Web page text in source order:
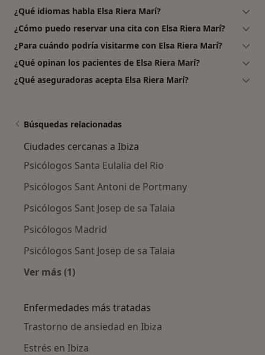
¿Qué idiomas habla Elsa Riera Marí?
¿Cómo puedo reservar una cita con Elsa Riera Marí?
¿Para cuándo podría visitarme con Elsa Riera Marí?
¿Qué opinan los pacientes de Elsa Riera Marí?
¿Qué aseguradoras acepta Elsa Riera Marí?
Búsquedas relacionadas
Ciudades cercanas a Ibiza
Psicólogos Santa Eulalia del Rio
Psicólogos Sant Antoni de Portmany
Psicólogos Sant Josep de sa Talaia
Psicólogos Madrid
Psicólogos Sant Josep de sa Talaia
Ver más (1)
Enfermedades más tratadas
Trastorno de ansiedad en Ibiza
Estrés en Ibiza